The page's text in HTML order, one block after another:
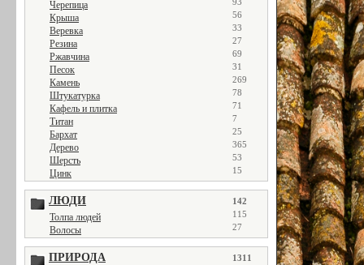
Черепица
Крыша 56
Веревка 33
Резина 27
Ржавчина 69
Песок 31
Камень 269
Штукатурка 78
Кафель и плитка 71
Титан 7
Бархат 25
Дерево 365
Шерсть 53
Цинк 15
ЛЮДИ 142
Толпа людей 115
Волосы 27
ПРИРОДА 1311